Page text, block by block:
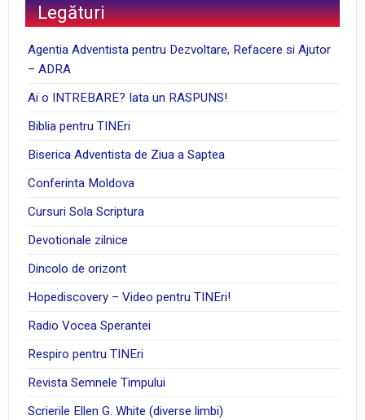
Legături
Agentia Adventista pentru Dezvoltare, Refacere si Ajutor
– ADRA
Ai o INTREBARE? Iata un RASPUNS!
Biblia pentru TINEri
Biserica Adventista de Ziua a Saptea
Conferinta Moldova
Cursuri Sola Scriptura
Devotionale zilnice
Dincolo de orizont
Hopediscovery – Video pentru TINEri!
Radio Vocea Sperantei
Respiro pentru TINEri
Revista Semnele Timpului
Scrierile Ellen G. White (diverse limbi)